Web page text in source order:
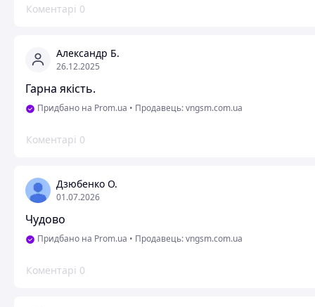
Коментарі 0
Александр Б.
26.12.2025
Гарна якість.
Придбано на Prom.ua • Продавець: vngsm.com.ua
Коментарі 0
Дзюбенко О.
01.07.2026
Чудово
Придбано на Prom.ua • Продавець: vngsm.com.ua
Коментарі 0